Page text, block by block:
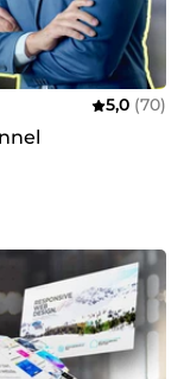
5,0 (70)